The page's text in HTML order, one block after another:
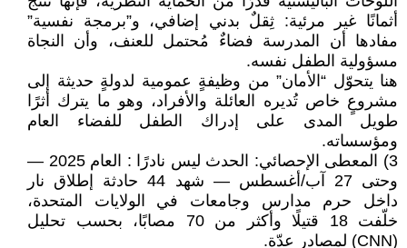
أثمانًا غير مرئية: ثِقلٌ بدني إضافي، و”برمجة نفسية”
مفادها أن المدرسة فضاءٌ مُحتمل للعنف، وأن النجاة
مسؤولية الطفل نفسه.
هنا يتحوّل “الأمان” من وظيفةٍ عمومية لدولةٍ حديثة إلى
مشروعٍ خاص تُديره العائلة والأفراد، وهو ما يترك أثرًا
طويل المدى على إدراك الطفل للفضاء العام
ومؤسساته.
3) المعطى الإحصائي: الحدث ليس نادرًا : العام 2025 —
وحتى 27 آب/أغسطس — شهد 44 حادثة إطلاق نار
داخل حرم مدارس وجامعات في الولايات المتحدة،
خلّفت 18 قتيلًا وأكثر من 70 مصابًا، بحسب تحليل
(CNN) لمصادر عدّة.